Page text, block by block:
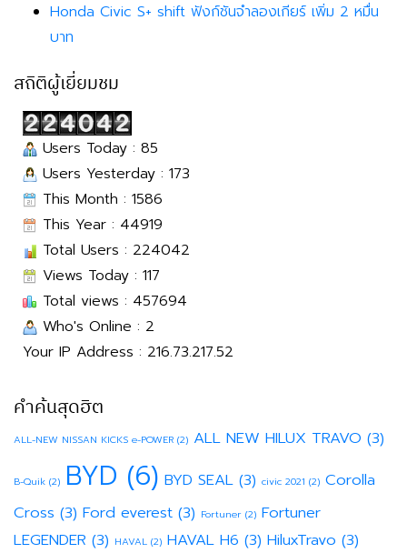
Honda Civic S+ shift ฟังก์ชันจำลองเกียร์ เพิ่ม 2 หมื่น
บาท
สถิติผู้เยี่ยมชม
Users Today : 85
Users Yesterday : 173
This Month : 1586
This Year : 44919
Total Users : 224042
Views Today : 117
Total views : 457694
Who's Online : 2
Your IP Address : 216.73.217.52
คำค้นสุดฮิต
ALL-NEW NISSAN KICKS e-POWER (2) ALL NEW HILUX TRAVO (3)
B-Quik (2) BYD (6) BYD SEAL (3) civic 2021 (2) Corolla
Cross (3) Ford everest (3) Fortuner (2) Fortuner
LEGENDER (3) HAVAL (2) HAVAL H6 (3) HiluxTravo (3)